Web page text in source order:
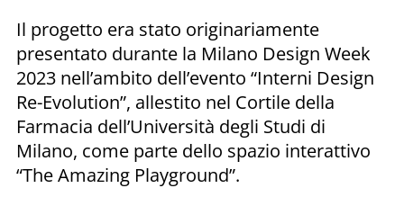
Il progetto era stato originariamente
presentato durante la Milano Design Week
2023 nell’ambito dell’evento “Interni Design
Re-Evolution”, allestito nel Cortile della
Farmacia dell’Università degli Studi di
Milano, come parte dello spazio interattivo
“The Amazing Playground”.